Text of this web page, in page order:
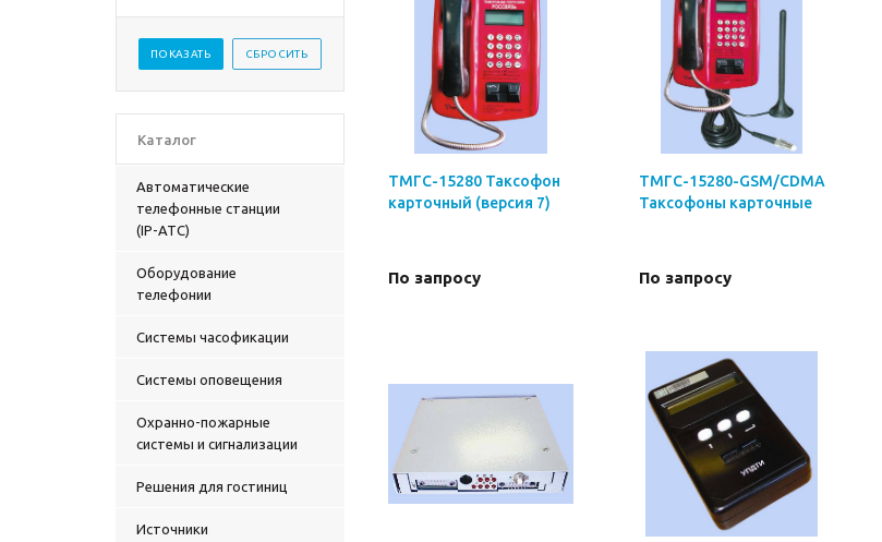
Каталог
Автоматические
телефонные станции
(IP-АТС)
Оборудование
телефонии
Системы часофикации
Системы оповещения
Охранно-пожарные
системы и сигнализации
Решения для гостиниц
Источники
ТМГС-15280 Таксофон
карточный (версия 7)
По запросу
ТМГС-15280-GSM/CDMA
Таксофоны карточные
По запросу